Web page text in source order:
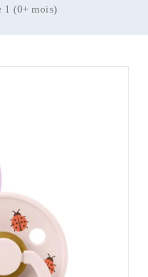
1 (0+ mois)